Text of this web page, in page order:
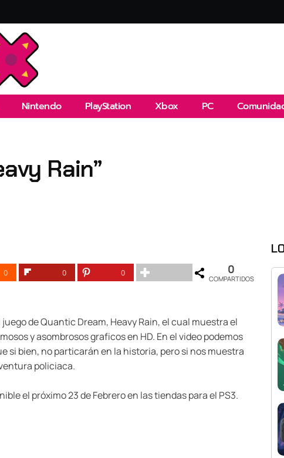
Nintendo PlayStation Xbox PC
Rain”
0 0 0 0
COMPARTIDOS
de Quantic Dream, Heavy Rain, el cual muestra el
y asombrosos graficos en HD. En el video podemos
si bien, no particarán en la historia, pero si nos muestra
policiaca.
el próximo 23 de Febrero en las tiendas para el PS3.